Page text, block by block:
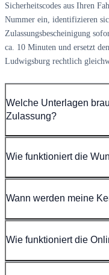
Sicherheitscodes aus Ihren
Nummer ein, identifizieren
Zulassungsbescheinigung
ca. 10 Minuten und ersetzt
Ludwigsburg rechtlich
Welche Unterlagen
Zulassung?
Wie funktioniert die
Wann werden meine
Wie funktioniert die